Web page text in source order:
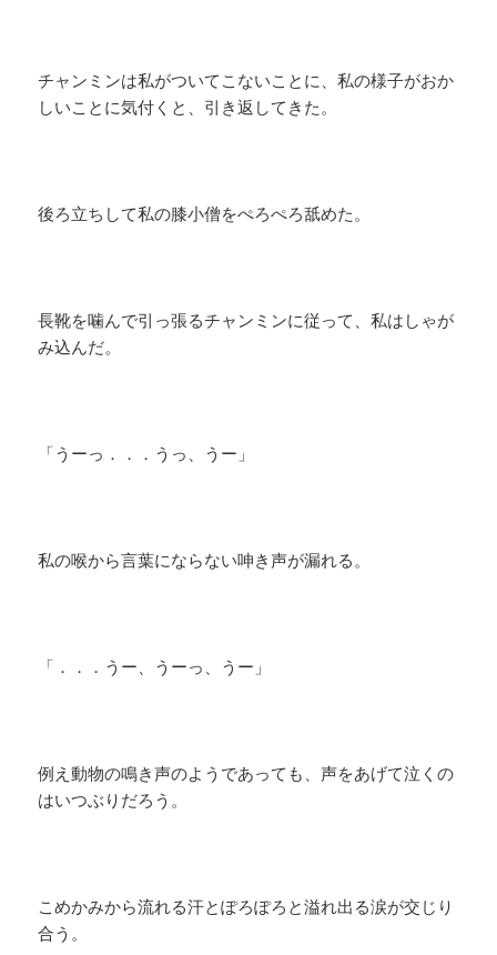
チャンミンは私がついてこないことに、私の様子がおか
しいことに気付くと、引き返してきた。
後ろ立ちして私の膝小僧をぺろぺろ舐めた。
長靴を噛んで引っ張るチャンミンに従って、私はしゃが
み込んだ。
「うーっ．．．うっ、うー」
私の喉から言葉にならない呻き声が漏れる。
「．．．うー、うーっ、うー」
例え動物の鳴き声のようであっても、声をあげて泣くの
はいつぶりだろう。
こめかみから流れる汗とぽろぽろと溢れ出る涙が交じり
合う。